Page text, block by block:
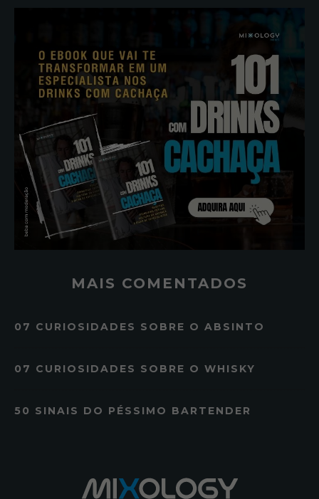
MAIS COMENTADOS
07 CURIOSIDADES SOBRE O ABSINTO
07 CURIOSIDADES SOBRE O WHISKY
50 SINAIS DO PÉSSIMO BARTENDER